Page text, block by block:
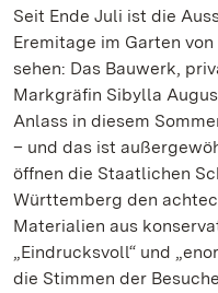
Seit Ende Juli ist die
Eremitage im Garten
sehen: Das Bauwerk,
Markgräfin Sibylla
Anlass in diesem
– und das ist
öffnen die Staatlichen
Württemberg den
Materialien aus
„Eindrucksvoll“ und
die Stimmen der